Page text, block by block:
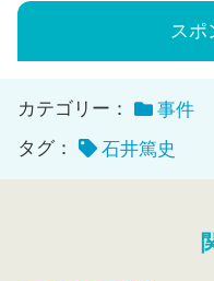
スポ
カテゴリー：
事件
タグ：
石井篤史